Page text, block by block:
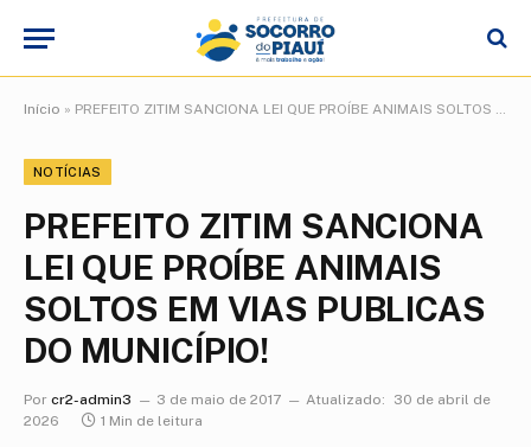
Início » PREFEITO ZITIM SANCIONA LEI QUE PROÍBE ANIMAIS SOLTOS EM VIAS PUBLICAS DO MUNICÍPIO!
NOTÍCIAS
PREFEITO ZITIM SANCIONA
LEI QUE PROÍBE ANIMAIS
SOLTOS EM VIAS PUBLICAS
DO MUNICÍPIO!
Por cr2-admin3 3 de maio de 2017 Atualizado:
30 de abril de
2026
1 Min de leitura